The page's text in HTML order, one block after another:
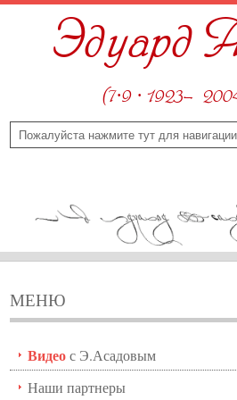
Эдуард
(7·9 ·
МЕНЮ
Видеос Э.Асадовым
Наши партнеры